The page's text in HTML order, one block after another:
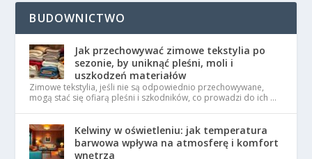
BUDOWNICTWO
Jak przechowywać zimowe tekstylia po
sezonie, by uniknąć pleśni, moli i
uszkodzeń materiałów
Zimowe tekstylia, jeśli nie są odpowiednio przechowywane,
mogą stać się ofiarą pleśni i szkodników, co prowadzi do ich …
Kelwiny w oświetleniu: jak temperatura
barwowa wpływa na atmosferę i komfort
wnętrza